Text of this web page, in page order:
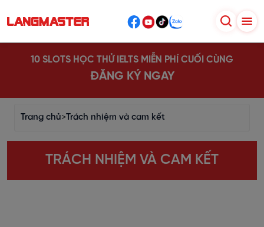
10 SLOTS HỌC THỬ IELTS MIỄN PHÍ CUỐI CÙNG
ĐĂNG KÝ NGAY
Trang chủ>Trách nhiệm và cam kết
TRÁCH NHIỆM VÀ CAM KẾT